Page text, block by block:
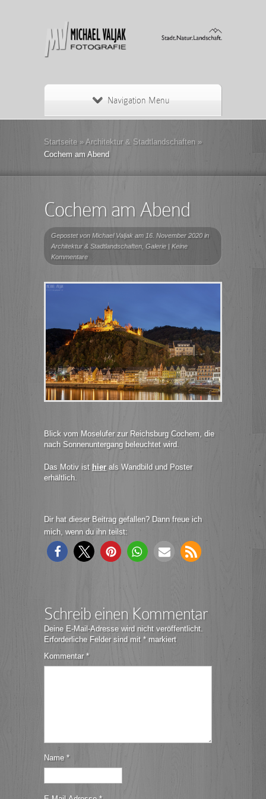
Navigation Menu
Startseite » Architektur & Stadtlandschaften »
Cochem am Abend
Cochem am Abend
Gepostet von Michael Valjak am 16. November 2020 in
Architektur & Stadtlandschaften Galerie | Keine
Kommentare
Blick vom Moselufer zur Reichsburg Cochem, die
nach Sonnenuntergang beleuchtet wird.
Das Motiv ist hierals Wandbild und Poster
erhältlich.
Dir hat dieser Beitrag gefallen? Dann freue ich
mich, wenn du ihn teilst:
Schreib einen Kommentar
Deine E-Mail-Adresse wird nicht veröffentlicht.
Erforderliche Felder sind mit * markiert
Kommentar*
Name *